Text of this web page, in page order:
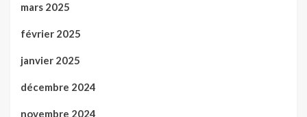
mars 2025
février 2025
janvier 2025
décembre 2024
novembre 2024